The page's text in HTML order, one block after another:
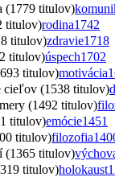
(1779 titulov)
titulov)rodina1742
titulov)zdravie1718
titulov)úspech1702
titulov)motivácia
cieľov (1538 titulov)
(1492 titulov)
titulov)emócie1451
titulov)filozofia
(1365 titulov)
titulov)holokaust